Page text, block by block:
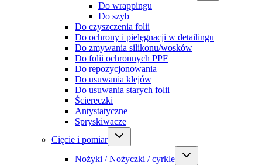
Do wrappingu
Do szyb
Do czyszczenia folii
Do ochrony i pielęgnacji w detailingu
Do zmywania silikonu/wosków
Do folii ochronnych PPF
Do repozycjonowania
Do usuwania klejów
Do usuwania starych folii
Ściereczki
Antystatyczne
Spryskiwacze
Cięcie i pomiar
Nożyki / Nożyczki / cyrkle